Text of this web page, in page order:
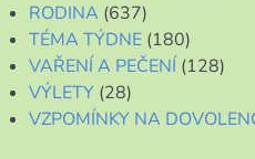
RODINA (637)
TÉMA TÝDNE (180)
VAŘENÍ A PEČENÍ (128)
VÝLETY (28)
VZPOMÍNKY NA